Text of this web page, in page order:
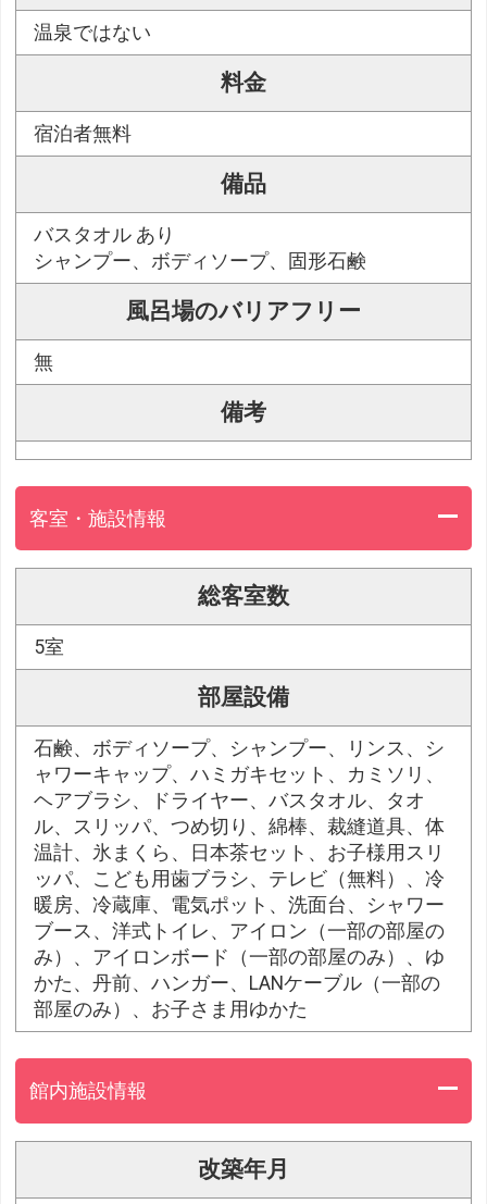
温泉ではない
料金
宿泊者無料
備品
バスタオル あり
シャンプー、ボディソープ、固形石鹸
風呂場のバリアフリー
無
備考
客室・施設情報
総客室数
5室
部屋設備
石鹸、ボディソープ、シャンプー、リンス、シ
ャワーキャップ、ハミガキセット、カミソリ、
ヘアブラシ、ドライヤー、バスタオル、タオ
ル、スリッパ、つめ切り、綿棒、裁縫道具、体
温計、氷まくら、日本茶セット、お子様用スリ
ッパ、こども用歯ブラシ、テレビ（無料）、冷
暖房、冷蔵庫、電気ポット、洗面台、シャワー
ブース、洋式トイレ、アイロン（一部の部屋の
み）、アイロンボード（一部の部屋のみ）、ゆ
かた、丹前、ハンガー、LANケーブル（一部の
部屋のみ）、お子さま用ゆかた
館内施設情報
改築年月